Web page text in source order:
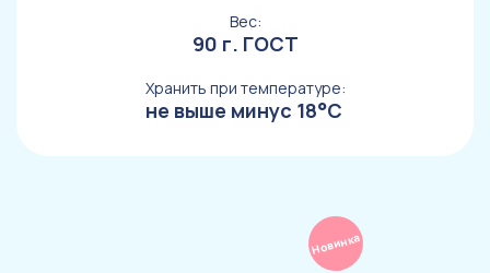
Вес:
90 г. ГОСТ
Хранить при температуре:
не выше минус 18°С
Новинка